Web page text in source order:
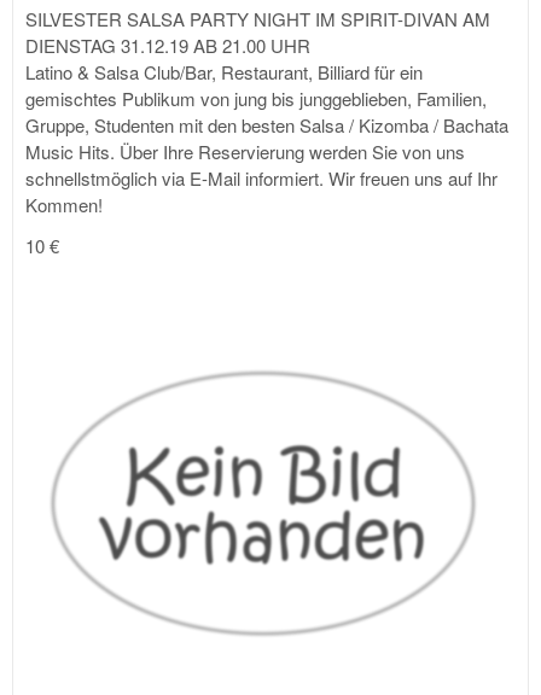
SILVESTER SALSA PARTY NIGHT IM SPIRIT-DIVAN AM
DIENSTAG 31.12.19 AB 21.00 UHR
Latino & Salsa Club/Bar, Restaurant, Billiard für ein
gemischtes Publikum von jung bis junggeblieben, Familien,
Gruppe, Studenten mit den besten Salsa / Kizomba / Bachata
Music Hits. Über Ihre Reservierung werden Sie von uns
schnellstmöglich via E-Mail informiert. Wir freuen uns auf Ihr
Kommen!
10 €